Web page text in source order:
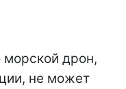
морской дрон,
не может